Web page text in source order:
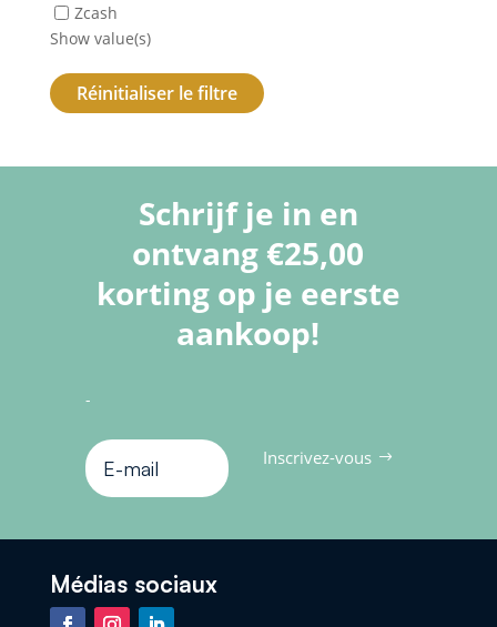
Zcash
Show value(s)
Réinitialiser le filtre
Schrijf je in en
ontvang €25,00
korting op je eerste
aankoop!
-
Inscrivez-vous
Médias sociaux